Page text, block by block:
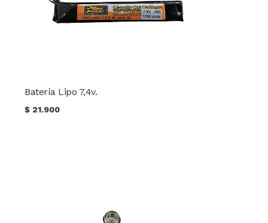
Batería Lipo 7,4v.
$ 21.900